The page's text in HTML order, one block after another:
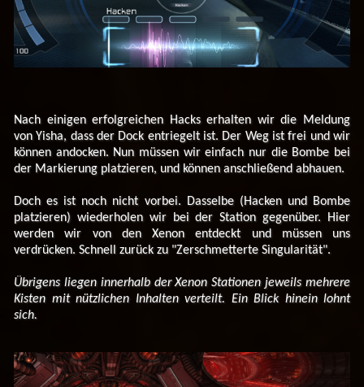
Nach einigen erfolgreichen Hacks erhalten wir die Meldung
von Yisha, dass der Dock entriegelt ist. Der Weg ist frei und wir
können andocken. Nun müssen wir einfach nur die Bombe bei
der Markierung platzieren, und können anschließend abhauen.
Doch es ist noch nicht vorbei. Dasselbe (Hacken und Bombe
platzieren) wiederholen wir bei der Station gegenüber. Hier
werden wir von den Xenon entdeckt und müssen uns
verdrücken. Schnell zurück zu "Zerschmetterte Singularität".
Übrigens liegen innerhalb der Xenon Stationen jeweils mehrere
Kisten mit nützlichen Inhalten verteilt. Ein Blick hinein lohnt
sich.